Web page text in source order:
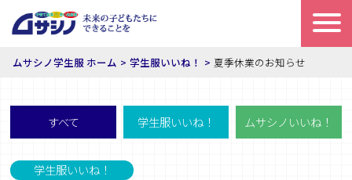
ムサシノ学生服 ホーム 学生服いいね！ 夏季休業のお知らせ
すべて 学生服いいね！ ムサシノいいね！
学生服いいね！